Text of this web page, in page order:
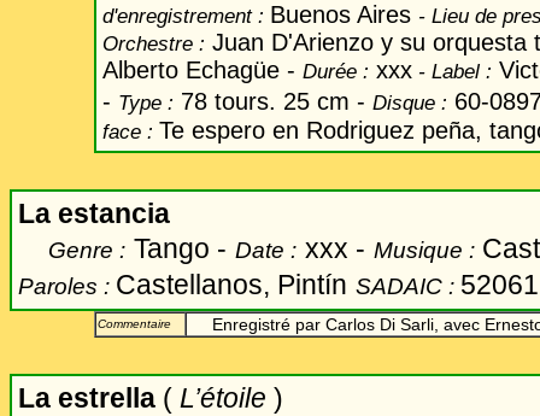
d'enregistrement : Buenos Aires - Lieu de
Orchestre : Juan D'Arienzo y su orquesta
Alberto Echagüe - Durée : xxx - Label :
- Type : 78 tours. 25 cm - Disque : 60-
face : Te espero en Rodriguez peña,
La estancia
Genre : Tango - Date : xxx - Musique :
Paroles : Castellanos, Pintín SADAIC :
Commentaire Enregistré par Carlos Di Sarli, avec
La estrella ( L’étoile )